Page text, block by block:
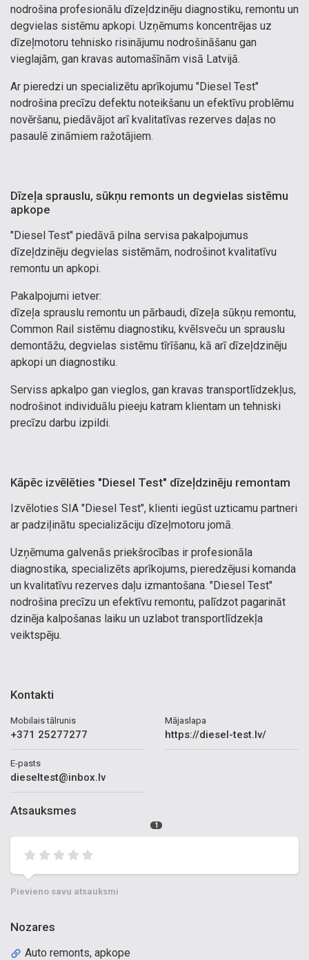
nodrošina profesionālu dīzeļdzinēju diagnostiku, remontu un
degvielas sistēmu apkopi. Uzņēmums koncentrējas uz
dīzeļmotoru tehnisko risinājumu nodrošināšanu gan
vieglajām, gan kravas automašīnām visā Latvijā.
Ar pieredzi un specializētu aprīkojumu "Diesel Test"
nodrošina precīzu defektu noteikšanu un efektīvu problēmu
novēršanu, piedāvājot arī kvalitatīvas rezerves daļas no
pasaulē zināmiem ražotājiem.
Dīzeļa sprauslu, sūkņu remonts un degvielas sistēmu
apkope
"Diesel Test" piedāvā pilna servisa pakalpojumus
dīzeļdzinēju degvielas sistēmām, nodrošinot kvalitatīvu
remontu un apkopi.
Pakalpojumi ietver:
dīzeļa sprauslu remontu un pārbaudi, dīzeļa sūkņu remontu,
Common Rail sistēmu diagnostiku, kvēlsveču un sprauslu
demontāžu, degvielas sistēmu tīrīšanu, kā arī dīzeļdzinēju
apkopi un diagnostiku.
Serviss apkalpo gan vieglos, gan kravas transportlīdzekļus,
nodrošinot individuālu pieeju katram klientam un tehniski
precīzu darbu izpildi.
Kāpēc izvēlēties "Diesel Test" dīzeļdzinēju remontam
Izvēloties SIA "Diesel Test", klienti iegūst uzticamu partneri
ar padziļinātu specializāciju dīzeļmotoru jomā.
Uzņēmuma galvenās priekšrocības ir profesionāla
diagnostika, specializēts aprīkojums, pieredzējusi komanda
un kvalitatīvu rezerves daļu izmantošana. "Diesel Test"
nodrošina precīzu un efektīvu remontu, palīdzot pagarināt
dzinēja kalpošanas laiku un uzlabot transportlīdzekļa
veiktspēju.
Kontakti
Mobilais tālrunis
+371 25277277
E-pasts
dieseltest@inbox.lv
Mājaslapa
https://diesel-test.lv/
Atsauksmes
1
Pievieno savu atsauksmi
Nozares
Auto remonts, apkope